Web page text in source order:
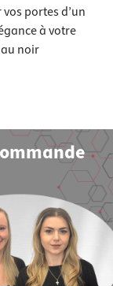
portes d’un
à votre
noir